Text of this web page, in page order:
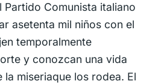
Partido Comunista italiano
asetenta mil niños con el
temporalmente
y conozcan una vida
la miseriaque los rodea. El